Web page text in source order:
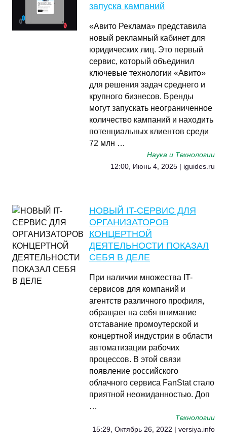
запуска кампаний
«Авито Реклама» представила
новый рекламный кабинет для
юридических лиц. Это первый
сервис, который объединил
ключевые технологии «Авито»
для решения задач среднего и
крупного бизнесов. Бренды
могут запускать неограниченное
количество кампаний и находить
потенциальных клиентов среди
72 млн …
Наука и Технологии
12:00, Июнь 4, 2025 | iguides.ru
НОВЫЙ IT-СЕРВИС ДЛЯ
ОРГАНИЗАТОРОВ
КОНЦЕРТНОЙ
ДЕЯТЕЛЬНОСТИ ПОКАЗАЛ
СЕБЯ В ДЕЛЕ
При наличии множества IT-
сервисов для компаний и
агентств различного профиля,
обращает на себя внимание
отставание промоутерской и
концертной индустрии в области
автоматизации рабочих
процессов. В этой связи
появление российского
облачного сервиса FanStat стало
приятной неожиданностью. Доп
…
Технологии
15:29, Октябрь 26, 2022 | versiya.info